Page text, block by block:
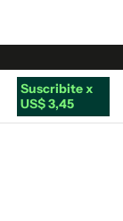
Suscribite x
US$ 3,45